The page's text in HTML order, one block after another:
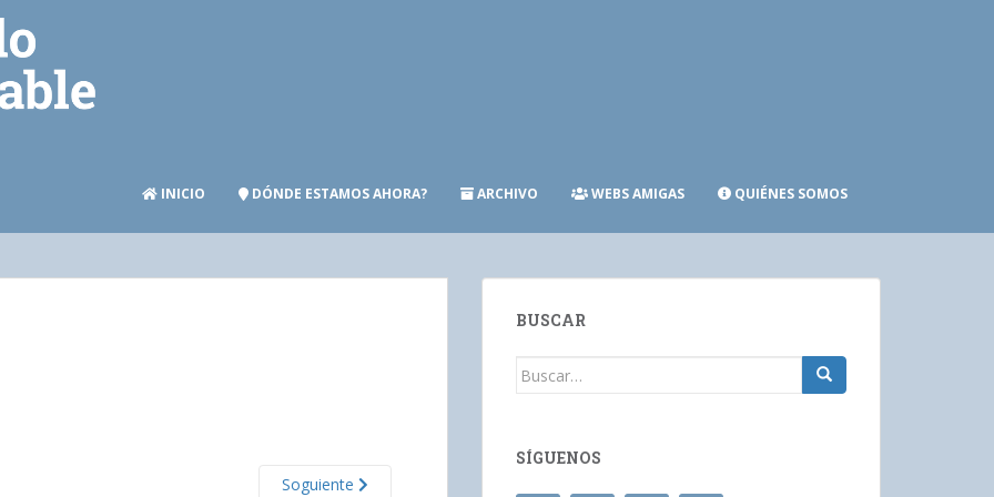
INICIO DÓNDE ESTAMOS AHORA? ARCHIVO WEBS AMIGAS QUIÉNES SOMOS
Soguiente
BUSCAR
Buscar:
SÍGUENOS